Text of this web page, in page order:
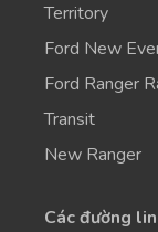
Territory
Ford New
Ford Ranger
Transit
New Ranger
Các đường